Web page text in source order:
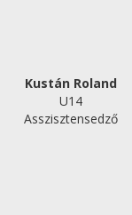
Kustán Roland
U14
Asszisztensedző